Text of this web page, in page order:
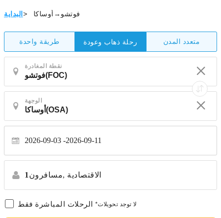
البداية > فوتشو→أوساكا
طريقة واحدة رحلة ذهاب وعودة متعدد المدن
نقطة المغادرة
الوجهة
2026-09-03 2026-09-11
1 مسافرون, الاقتصادية
الرحلات المباشرة فقط *لا توجد تحويلات